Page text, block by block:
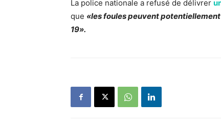
La police nationale a refusé de délivrer
que «les foules peuvent
19».